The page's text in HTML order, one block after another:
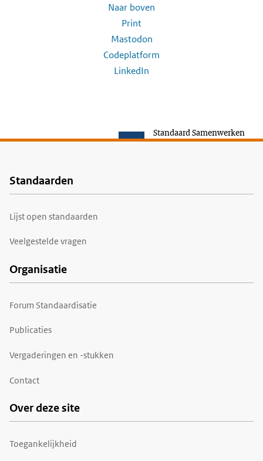
Naar boven
Print
Mastodon
Codeplatform
LinkedIn
Standaard Samenwerken
Voet
Standaarden
Lijst open standaarden
Veelgestelde vragen
Organisatie
Forum Standaardisatie
Publicaties
Vergaderingen en -stukken
Contact
Over deze site
Toegankelijkheid